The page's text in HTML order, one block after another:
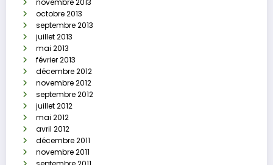
octobre 2013
septembre 2013
juillet 2013
mai 2013
février 2013
décembre 2012
novembre 2012
septembre 2012
juillet 2012
mai 2012
avril 2012
décembre 2011
novembre 2011